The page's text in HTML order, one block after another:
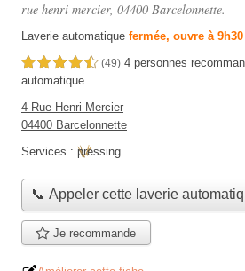
rue henri mercier, 04400 Barcelonnette.
Laverie automatique fermée, ouvre à 9h30
4,5 étoiles sur 5 (49) 4 personnes
automatique.
4 Rue Henri Mercier
04400 Barcelonnette
Services : pressing
📞 Appeler cette laverie
Je recommande